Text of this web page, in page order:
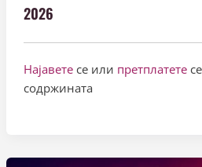
2026
Најавете се или претплатете
содржината